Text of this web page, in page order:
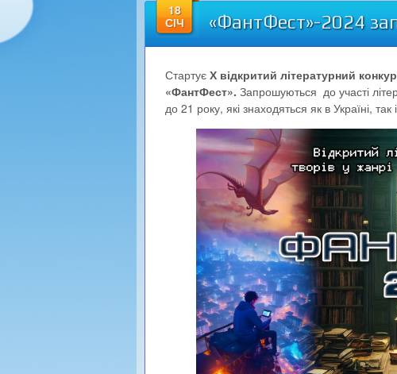
18
СІЧ
«ФантФест»-2024
Стартує Х відкритий літературний
«ФантФест». Запрошуються до участі
до 21 року, які знаходяться як в Україні, так